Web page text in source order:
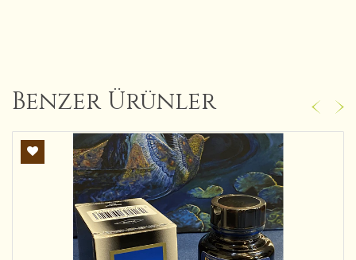
Benzer Ürünler